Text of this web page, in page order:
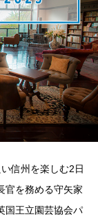
信州を楽しむ2日
官を務める守矢家
国王立園芸協会パ